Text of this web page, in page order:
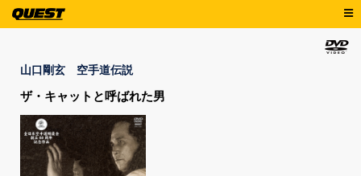
山口剛玄 空手道伝説
ザ・キャットと呼ばれた男